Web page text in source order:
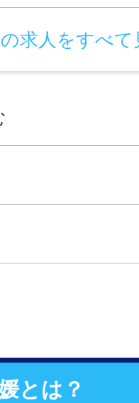
求人をすべて
とは？